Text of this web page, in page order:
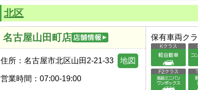
北区
名古屋山田町店
住所： 名古屋市北区山田2-21-33 地図
営業時間： 07:00-19:00
保有車両ク